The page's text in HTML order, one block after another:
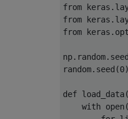
from
from
from
random.seed(0)
def
with